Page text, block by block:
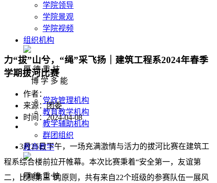
学院领导
学院景观
学院视频
组织机构
厚 德 重 技
博 学 多 能
党政管理机构
教育教学机构
教学辅助机构
群团组织
教育教学
厚 德 重 技
力“拔”山兮，“绳”采飞扬｜建筑工程系2024年春季
学期拔河比赛
作者：
来源：团委
时间：2024-04-08
3月25日下午，一场充满激情与活力的拔河比赛在建筑工
程系综合楼前拉开帷幕。本次比赛秉着“安全第一，友谊第
二，比赛第三”的原则，共有来自22个班级的参赛队伍一展风